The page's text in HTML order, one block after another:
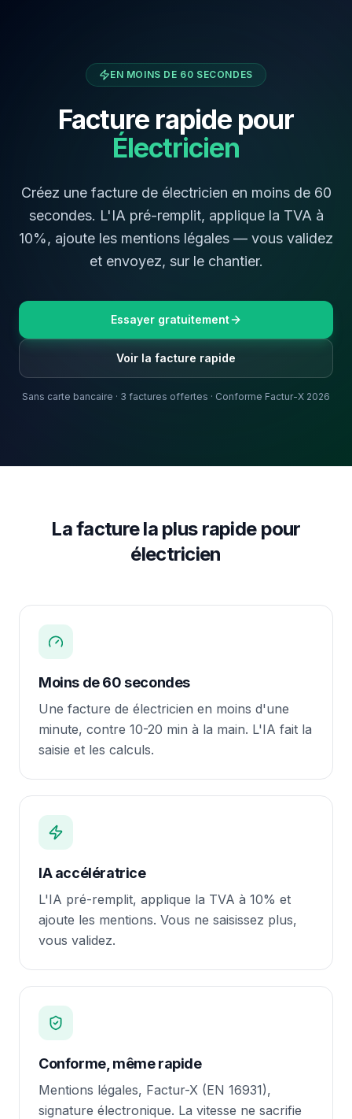
EN MOINS DE 60 SECONDES
Facture rapide pour
Électricien
Créez une facture de électricien en moins de 60
secondes. L'IA pré-remplit, applique la TVA à
10%, ajoute les mentions légales — vous validez
et envoyez, sur le chantier.
Essayer gratuitement
Voir la facture rapide
Sans carte bancaire · 3 factures offertes · Conforme Factur-X 2026
La facture la plus rapide pour
électricien
Moins de 60 secondes
Une facture de électricien en moins d'une
minute, contre 10-20 min à la main. L'IA fait la
saisie et les calculs.
IA accélératrice
L'IA pré-remplit, applique la TVA à 10% et
ajoute les mentions. Vous ne saisissez plus,
vous validez.
Conforme, même rapide
Mentions légales, Factur-X (EN 16931),
signature électronique. La vitesse ne sacrifie